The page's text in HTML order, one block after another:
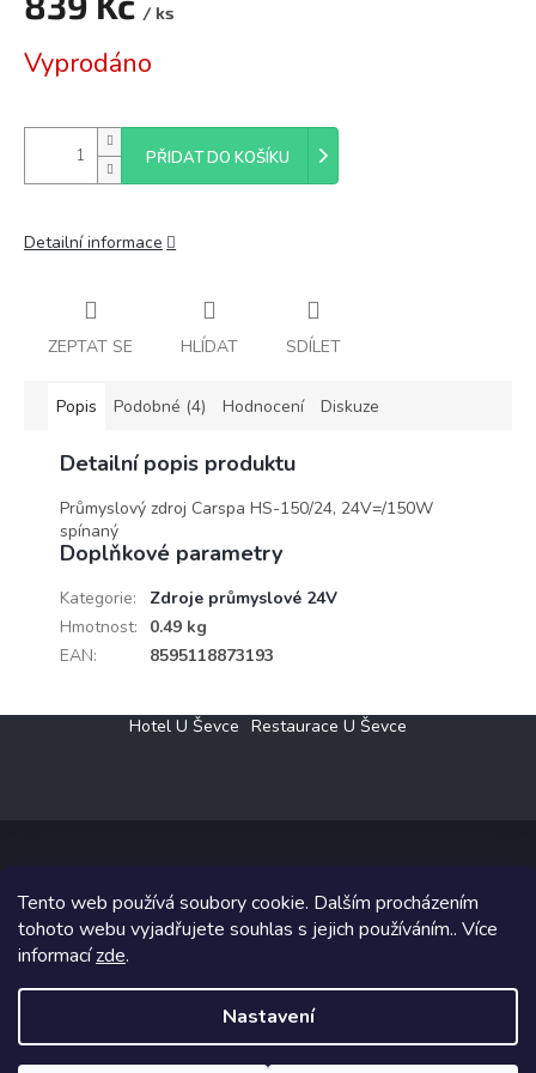
Tento web používá soubory cookie. Dalším procházením
tohoto webu vyjadřujete souhlas s jejich používáním.. Více
informacízde.
Nastavení
/ ks
cena:
Vyprodáno
PŘIDAT DO KOŠÍKU
Detailní informace
ZEPTAT SE HLÍDAT SDÍLET
Popis Podobné (4) Hodnocení Diskuze
Detailní popis produktu
Průmyslový zdroj Carspa HS-150/24, 24V=/150W
spínaný
Doplňkové parametry
Kategorie:
Zdroje průmyslové 24V
Hmotnost:
0.49 kg
EAN: 8595118873193
Hotel U Ševce Restaurace U Ševce
Copyright 2026Elektro Klesný s.r.o.. Všechna práva vyhrazena.
Grafický návrh vytvořil a na Shoptet implementoval
Shoptetak.cz.
Vytvořil Shoptet